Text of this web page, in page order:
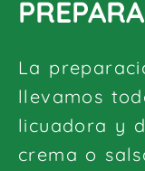
La
llevamos
licuadora y
crema o